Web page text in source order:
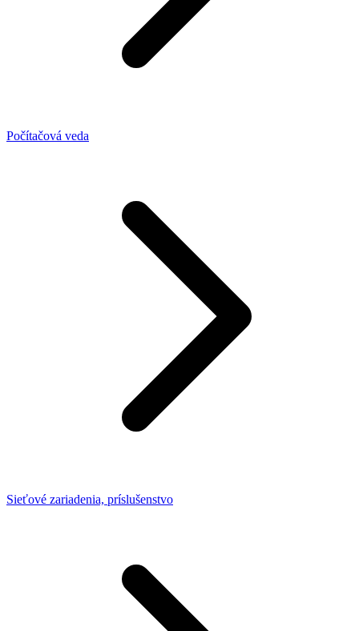
Počítačová veda
Sieťové zariadenia, príslušenstvo